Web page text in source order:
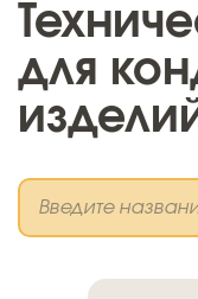
для